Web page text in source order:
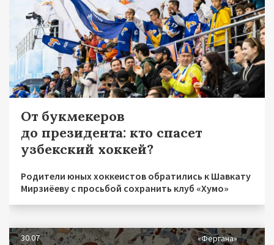
От букмекеров
до президента: кто спасет
узбекский хоккей?
Родители юных хоккеистов обратились к Шавкату
Мирзиёеву с просьбой сохранить клуб «Хумо»
30.07 «Фергана»